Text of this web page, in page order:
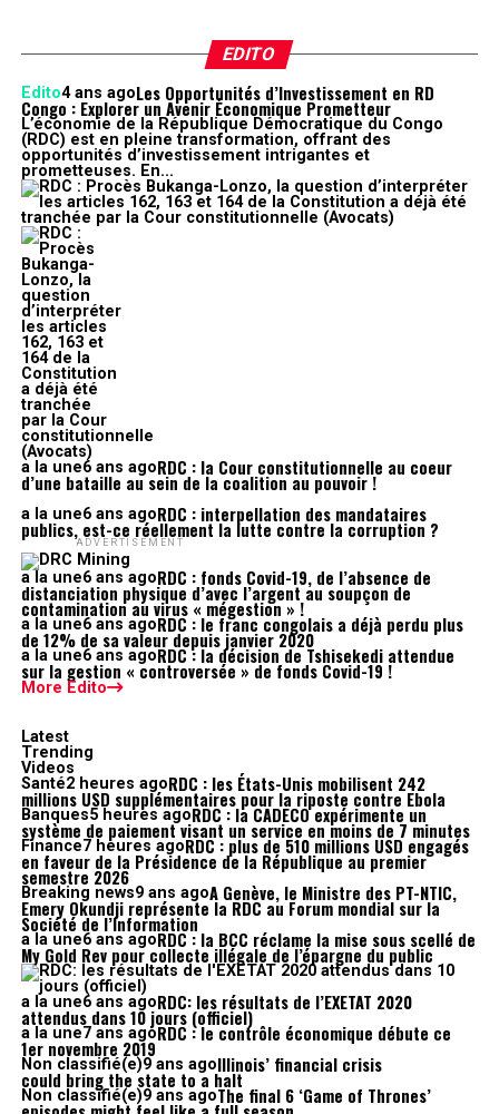
EDITO
Edito4 ans agoLes Opportunités d’Investissement en RD
Congo : Explorer un Avenir Économique Prometteur
L’économie de la République Démocratique du Congo
(RDC) est en pleine transformation, offrant des
opportunités d’investissement intrigantes et
prometteuses. En...
a la une6 ans agoRDC : la Cour constitutionnelle au coeur
d’une bataille au sein de la coalition au pouvoir !
a la une6 ans agoRDC : interpellation des mandataires
publics, est-ce réellement la lutte contre la corruption ?
ADVERTISEMENT
a la une6 ans agoRDC : fonds Covid-19, de l’absence de
distanciation physique d’avec l’argent au soupçon de
contamination au virus « mégestion » !
a la une6 ans agoRDC : le franc congolais a déjà perdu plus
de 12% de sa valeur depuis janvier 2020
a la une6 ans agoRDC : la décision de Tshisekedi attendue
sur la gestion « controversée » de fonds Covid-19 !
More Edito
Latest
Trending
Videos
Santé2 heures agoRDC : les États-Unis mobilisent 242
millions USD supplémentaires pour la riposte contre Ebola
Banques5 heures agoRDC : la CADECO expérimente un
système de paiement visant un service en moins de 7 minutes
Finance7 heures agoRDC : plus de 510 millions USD engagés
en faveur de la Présidence de la République au premier
semestre 2026
Breaking news9 ans agoA Genève, le Ministre des PT-NTIC,
Emery Okundji représente la RDC au Forum mondial sur la
Société de l’Information
a la une6 ans agoRDC : la BCC réclame la mise sous scellé de
My Gold Rev pour collecte illégale de l’épargne du public
a la une6 ans agoRDC: les résultats de l’EXETAT 2020
attendus dans 10 jours (officiel)
a la une7 ans agoRDC : le contrôle économique débute ce
1er novembre 2019
Non classifié(e)9 ans agoIllinois’ financial crisis
could bring the state to a halt
Non classifié(e)9 ans agoThe final 6 ‘Game of Thrones’